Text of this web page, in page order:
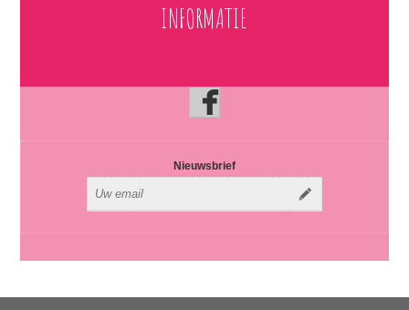
INFORMATIE
Nieuwsbrief